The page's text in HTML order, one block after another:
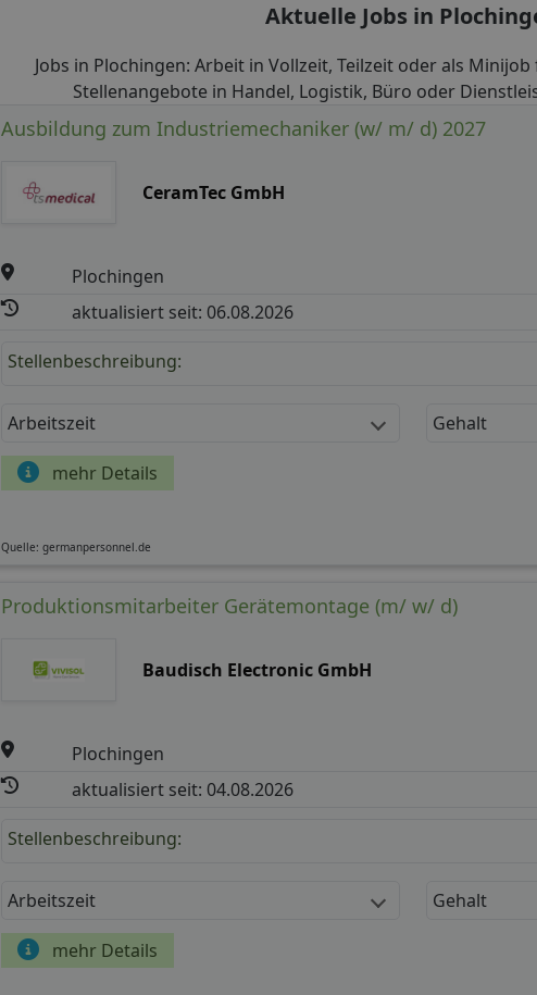
Aktuelle Jobs in
Jobs in Plochingen: Arbeit in Vollzeit, Teilzeit oder als
Stellenangebote in Handel, Logistik, Büro oder
Ausbildung zum Industriemechaniker (w/ m/ d) 2027
CeramTec GmbH
Plochingen
aktualisiert seit: 06.08.2026
Stellenbeschreibung:
Arbeitszeit Gehalt
mehr Details
Quelle: germanpersonnel.de
Produktionsmitarbeiter Gerätemontage (m/ w/ d)
Baudisch Electronic GmbH
Plochingen
aktualisiert seit: 04.08.2026
Stellenbeschreibung:
Arbeitszeit Gehalt
mehr Details